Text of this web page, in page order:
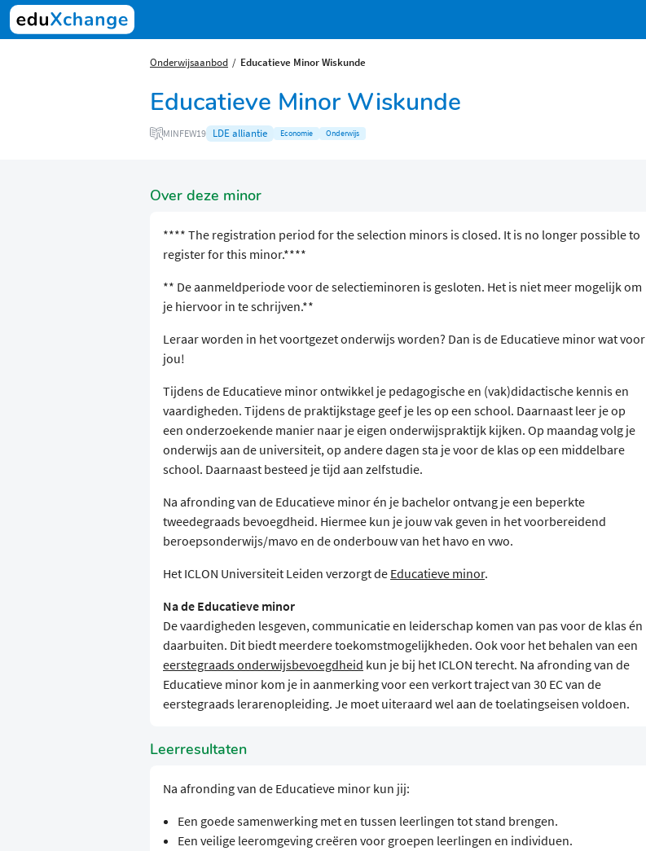
Onderwijsaanbod Educatieve Minor Wiskunde
Educatieve Minor Wiskunde
MINFEW19 LDE alliantie Economie Onderwijs
Over deze minor
**** The registration period for the selection minors is closed. It is no longer possible to
register for this minor.****
** De aanmeldperiode voor de selectieminoren is gesloten. Het is niet meer mogelijk om
je hiervoor in te schrijven.**
Leraar worden in het voortgezet onderwijs worden? Dan is de Educatieve minor wat voor
jou!
Tijdens de Educatieve minor ontwikkel je pedagogische en (vak)didactische kennis en
vaardigheden. Tijdens de praktijkstage geef je les op een school. Daarnaast leer je op
een onderzoekende manier naar je eigen onderwijspraktijk kijken. Op maandag volg je
onderwijs aan de universiteit, op andere dagen sta je voor de klas op een middelbare
school. Daarnaast besteed je tijd aan zelfstudie.
Na afronding van de Educatieve minor én je bachelor ontvang je een beperkte
tweedegraads bevoegdheid. Hiermee kun je jouw vak geven in het voorbereidend
beroepsonderwijs/mavo en de onderbouw van het havo en vwo.
Het ICLON Universiteit Leiden verzorgt de Educatieve minor.
Na de Educatieve minor
De vaardigheden lesgeven, communicatie en leiderschap komen van pas voor de klas én
daarbuiten. Dit biedt meerdere toekomstmogelijkheden. Ook voor het behalen van een
eerstegraads onderwijsbevoegdheid kun je bij het ICLON terecht. Na afronding van de
Educatieve minor kom je in aanmerking voor een verkort traject van 30 EC van de
eerstegraads lerarenopleiding. Je moet uiteraard wel aan de toelatingseisen voldoen.
Leerresultaten
Na afronding van de Educatieve minor kun jij:
Een goede samenwerking met en tussen leerlingen tot stand brengen.
Een veilige leeromgeving creëren voor groepen leerlingen en individuen.